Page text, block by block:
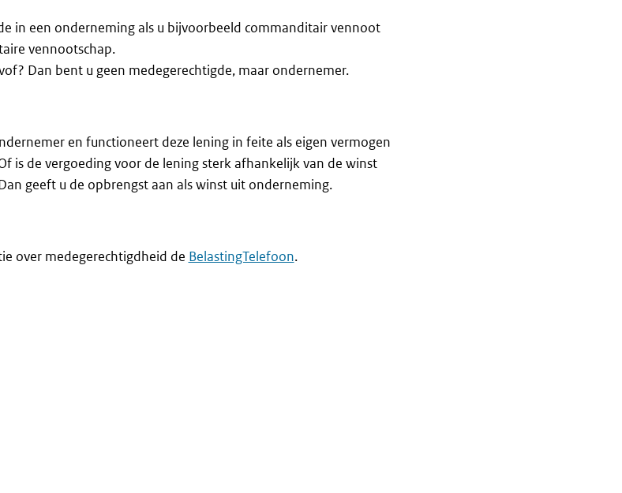
in een onderneming als u bijvoorbeeld commanditair vennoot
vennootschap.
Dan bent u geen medegerechtigde, maar ondernemer.
en functioneert deze lening in feite als eigen vermogen
is de vergoeding voor de lening sterk afhankelijk van de winst
geeft u de opbrengst aan als winst uit onderneming.
over medegerechtigdheid de BelastingTelefoon.